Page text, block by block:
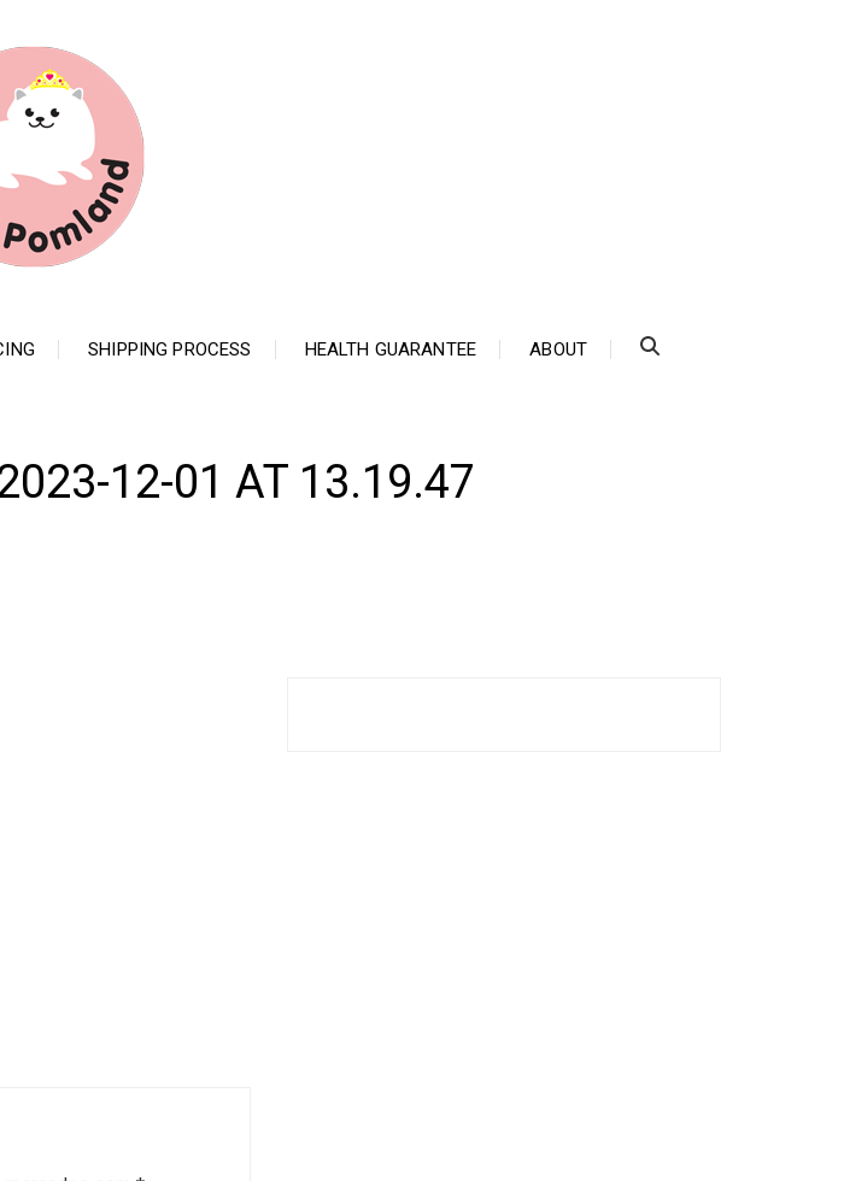
SHIPPING PROCESS HEALTH GUARANTEE ABOUT
12-01 AT 13.19.47